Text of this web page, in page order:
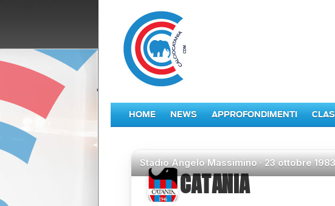
HOME NEWS APPROFONDIMENTI
StadioAngelo Massimino ·23 ottobre 1983
CATANIA